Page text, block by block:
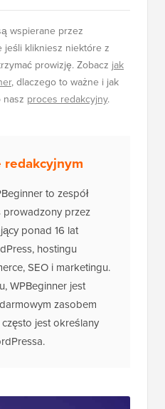
wspierane przez
jeśli klikniesz niektóre z
prowizję. Zobaczjak
, dlaczego to ważne i jak
to zespół
przez
ponad 16 lat
hostingu
SEO i marketingu.
WPBeginner jest
zasobem
jest określany